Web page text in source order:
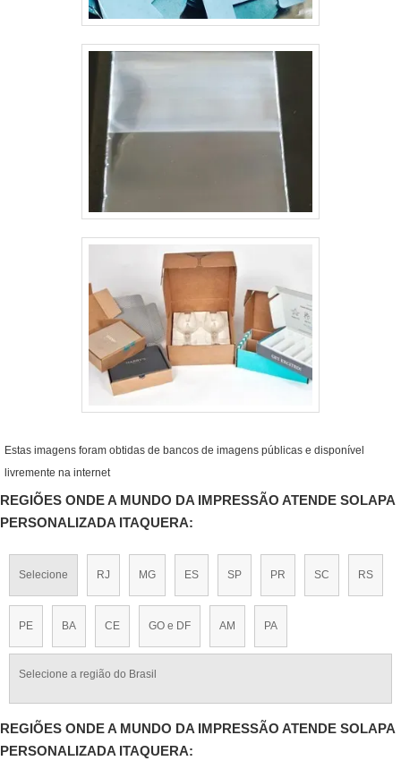
Estas imagens foram obtidas de bancos de imagens públicas e disponível
livremente na internet
REGIÕES ONDE A MUNDO DA IMPRESSÃO ATENDE SOLAPA
PERSONALIZADA ITAQUERA:
Selecione RJ MG ES SP PR SC RS
PE BA CE GO e DF AM PA
Selecione a região do Brasil
REGIÕES ONDE A MUNDO DA IMPRESSÃO ATENDE SOLAPA
PERSONALIZADA ITAQUERA: